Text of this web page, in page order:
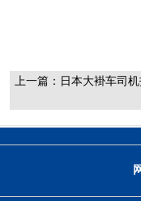
上一篇： 日本大褂车司